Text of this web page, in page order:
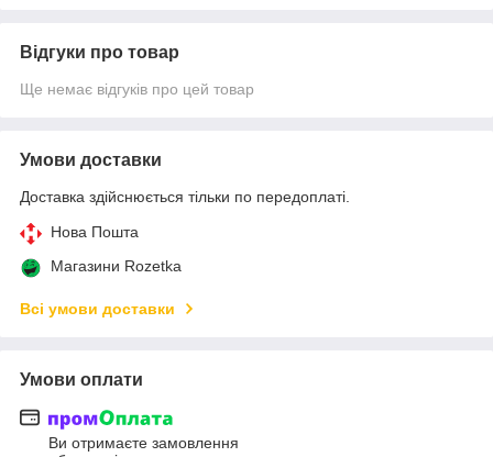
Відгуки про товар
Ще немає відгуків про цей товар
Умови доставки
Доставка здійснюється тільки по передоплаті.
Нова Пошта
Магазини Rozetka
Всі умови доставки
Умови оплати
Ви отримаєте замовлення